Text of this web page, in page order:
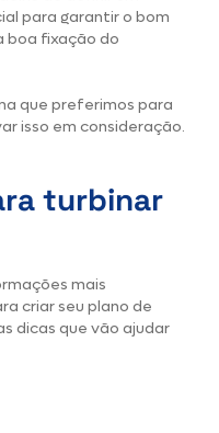
para garantir o bom
boa fixação do
que preferimos para
isso em consideração.
turbinar
mais
criar seu plano de
dicas que vão ajudar